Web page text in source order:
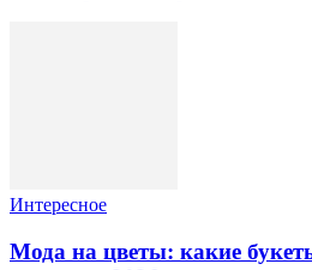
Интересное
Мода на цветы: какие